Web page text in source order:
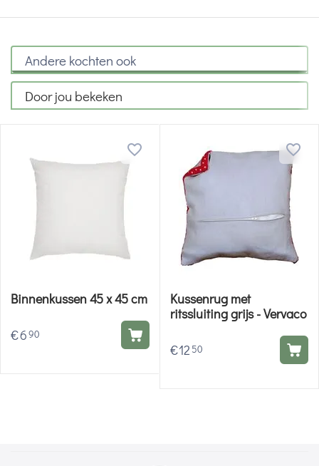
Andere kochten ook
Door jou bekeken
Binnenkussen 45 x 45 cm
€690
Kussenrug met
ritssluiting grijs - Vervaco
€12 50